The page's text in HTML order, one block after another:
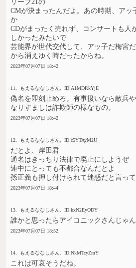
リーブ21の
CMが決まったんだよ。あの時期、アッ
か
CDがまったく売れず、コンサートも人
しかったみたいで
芸能界が世代交代して、アッ子だ梅宮
から消えゆく時だったからね。
2023年07月07日 18:42
11. もえるななしさん. ID:A1MDRkYjE
偽名を即刻止めろ。有事扱いなら敵兵
なりすましは詐欺師の様なもの。
2023年07月07日 18:42
12. もえるななしさん. ID:c5YTAyM2U
だとよ、岸田君
通名はきっちり法律で廃止にしようぜ
連中にとっても不都合なんだとよ
孫正義も押し付けられて迷惑だと言っ
2023年07月07日 18:44
13. もえるななしさん. ID:kxN2EyODY
誰かと思ったらアイコニックさんじゃん
2023年07月07日 18:52
14. もえるななしさん. ID:NkMTcyZmY
これは可哀そうだね。